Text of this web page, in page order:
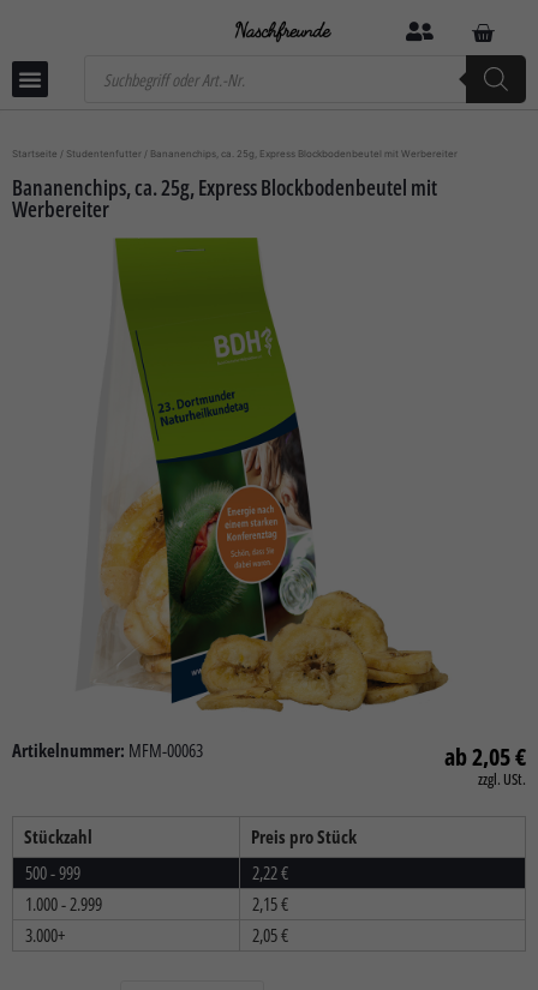
Startseite / Studentenfutter / Bananenchips, ca. 25g, Express Blockbodenbeutel mit Werbereiter
Bananenchips, ca. 25g, Express Blockbodenbeutel mit
Werbereiter
Artikelnummer: MFM-00063 2,05€
zzgl. USt.
Stückzahl
Preis pro Stück
500 - 999
2,22€
1.000 - 2.999
2,15€
3.000+
2,05€